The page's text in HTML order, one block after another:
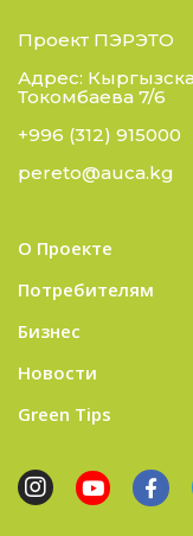
Проект ПЭРЭТО
Адрес:
Токомбаева 7/6
+996 (312) 915000
pereto@auca.kg
О Проекте
Потребителям
Бизнес
Новости
Green Tips